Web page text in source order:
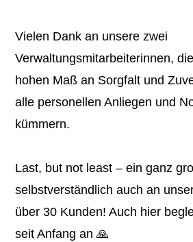
Vielen Dank an unsere zwei
Verwaltungsmitarbeiterinnen,
hohen Maß an Sorgfalt und
alle personellen Anliegen und
kümmern.
Last, but not least – ein ganz
selbstverständlich auch an
über 30 Kunden! Auch hier
seit Anfang an 🙏